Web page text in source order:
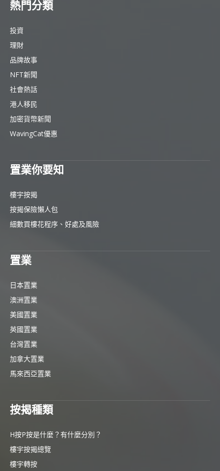
熱門分類
投資
理財
品牌故事
NFT新聞
社會熱話
港人移民
加密貨幣新聞
WavingCat優惠
置業你要知
樓宇按揭
按揭保險懶人包
細數買樓花程序、好處及風險
置業
日本置業
澳洲置業
美國置業
英國置業
台灣置業
加拿大置業
馬來西亞置業
按揭種類
H按P按是什麼？有什麼分別？
樓宇按揭總覽
樓宇轉按